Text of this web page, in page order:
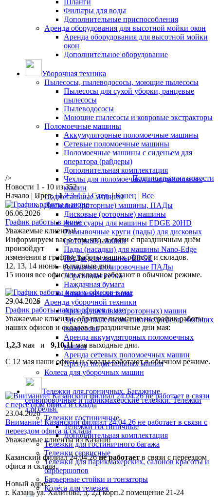
Шланги
Фильтры для воды
Дополнительные приспособления
Аренда оборудования для высотной мойки окон
Аренда оборудования для высотной мойки
окон
Дополнительное оборудование
Уборочная техника
Пылесосы, пылеводососы, моющие пылесосы
Пылесосы для сухой уборки, ранцевые
пылесосы
Пылеводососы
Моющие пылесосы и ковровые экстракторы
Поломоечные машины
Аккумуляторные поломоечные машины
Сетевые поломоечные машины
Поломоечные машины с сиденьем для
оператора (райдеры)
Дополнительная комплектация
Чехлы для поломоечных и подметальных
машин
Подметальные машины
Дисковые (роторные) машины, ПАДы
Дисковые (роторные) машины
Аксессуары для машины EDGE 20HD
Размывочные круги (пады) для дисковых
(роторных) машин
Пады (насадки) для машины Nano-Edge
ПАДы для машины EDGE
Алмазные полировочные ПАДы
Абразивная сетка
Наждачная бумага
Алмазные пластины
Аренда уборочной техники
Аренда дисковых (роторных) машин
Аренда пылесосов, пылеводососов, моющих
пылесосов
Аренда аккумуляторных поломоечных
машин
Аренда сетевых поломоечных машин
Аренда подметальных машин
Колеса для уборочных машин
Тележки для горничных. Багажные,
сервировочные и парикмахерские тележки. Тележки
для белья.
Тележки гостиничные
Тележки гостиничные
Дополнительная комплектация
Тележки для гостиничного багажа
Тележки сервисные
Тележки для парикмахерских, салонов красоты и
барбершопов
Барьерные стойки и тонзаторы
Колёса для тележек
/>
Подписаться на новости
Новости 1 - 10 из 352
Начало | Пред. |1 2 3 4 5|След.|Конец | Все
06.06.2026
График работы в июне
Уважаемые клиенты!
Информируем вас о том, что, в связи с праздничным днём
произойдут
изменения в графике работы наших офисов и складов.
12, 13, 14 июня - выходные дни.
15 июня все офисы и склады работают в обычном режиме.
29.04.2026
График работы наших офисов в мае
Уважаемые клиенты, обратите внимание на график работы
наших офисов и складов в праздничные дни мая:
1,2,3 мая и 9,10,11мая выходные дни.
С 12 мая наши офисы и склады работают в обычном режиме.
23.04.2026
Внимание! Казанский филиал 24.04.26 не работает в связи с
переездом офиса и склада
Уважаемые клиенты из Казани!
Казанский филиал 24.04.26не работает в связи с переездом
офиса и склада.
Новый адрес:
г. Казань ул. Халитова, д. 2Д корп.2 помещение 21-24